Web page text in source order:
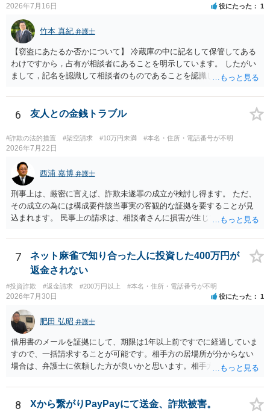
当方に返金の理屈があるかどうかを確認していきます。 さらに、渡し
た金額について、裏付けがあるかどうかも精査します。 上記を経て、
身元の特定、返金の理屈があると判断できるのであれば、まずは交渉
からスタートすることになるでしょう。 ご理解のとおり、詐欺である
ことの立証は簡単ではありません。 刑事事件化が出来るのであれば、
返金交渉で有利になる可能性がありますが、民事上の詐欺の立証以上
に難しいところがあります。 こちらについては、一度、最寄りの警察
良いかと思います。
2026年7月16日 役にたった 1
竹本 真紀 弁護士
【窃盗にあたるか否かについて】 冷蔵庫の中に記名して保管してある
わけですから，占有が相談者にあることを明示しています。 したがい
まして，記名を認識して相談者のものであることを認識していながら
盗罪が成立します。 しかし，窃盗罪は，故意犯です。 過失犯の場合に
は，窃盗罪は成立しません。処罰規定がないからです。 おそらく，持
ち出した方は，相談者の記名に気づかず，自分のものと間違えて持ち
出してしまったのでしょう。 残っているのが無記名（つまり，自分の
物に記名していない）のようですから，記名を気にしていない方だと
思います。 この場合は，過失にすぎませんから，窃盗罪は成立せず，
刑事的処罰を求めることはできません。 【弁償してもらうことは可能
か】 刑事ではなく民事の場合，不法行為に基づく損害賠償請求が問題
となります。 不法行為に基づく損害賠償請求は，故意だけではなく過
失も対象となります。 したがいまして，弁償してもらうことは可能で
す。 ただし，間違えた方が誰かわかることが重要にはなります。
6 友人との金銭トラブル
#詐欺の法的措置 #架空請求 #10万円未満 #本名・住所・電話番号が不明
2026年7月22日
西浦 嘉博 弁護士
刑事上は、厳密に言えば、詐欺未遂罪の成立が検討し得ます。 ただ、
その成立の為には構成要件該当事実の客観的な証拠を要することが見
込まれます。 民事上の請求は、相談者さんに損害が生じていない以
い場合、最寄りの法律事務所での相談を検討ください。 上記、ご参考
ください。
7
ネット麻雀で知り合った人に投資した400万円が
返金されない
#投資詐欺 #返金請求 #200万円以上 #本名・住所・電話番号が不明
2026年7月30日 役にたった 1
肥田 弘昭 弁護士
借用書のメールを証拠にして、期限は1年以上前ですでに経過していま
すので、一括請求することが可能です。相手方の居場所が分からない
場合は、弁護士に依頼した方が良いかと思います。相手方の居場所が
さい。
8 Xから繋がりPayPayにて送金、詐欺被害。